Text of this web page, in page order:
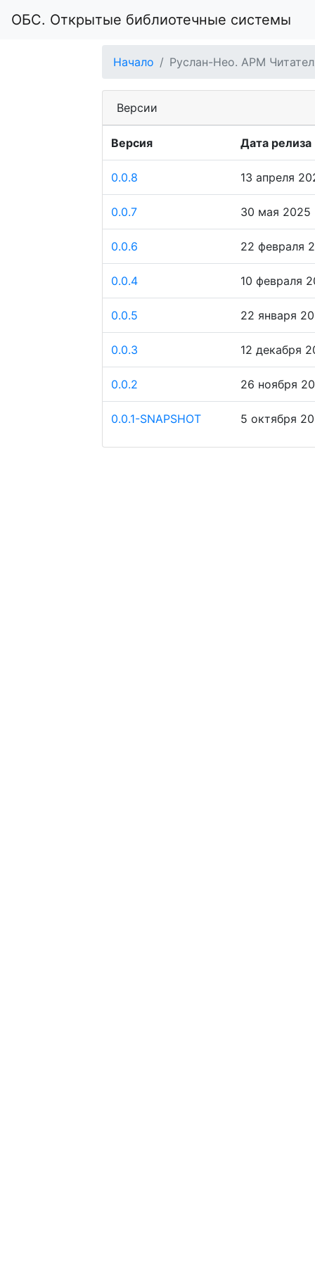
ОБС. Открытые библиотечные системы
Начало Руслан-Нео. АРМ
Версии
Версия Дата релиза
0.0.8 13 апреля
0.0.7 30 мая 2025
0.0.6 22 февраля
0.0.4 10 февраля
0.0.5 22 января
0.0.3 12 декабря
0.0.2 26 ноября
0.0.1-SNAPSHOT 5 октября